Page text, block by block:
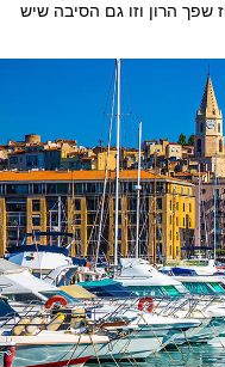
שפך הרון וזו גם הסיבה שיש